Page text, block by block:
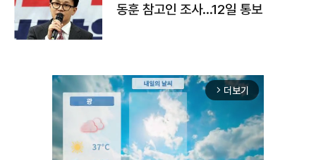
동훈 참고인 조사...12일 통보
arrow_forward_ios 더보기